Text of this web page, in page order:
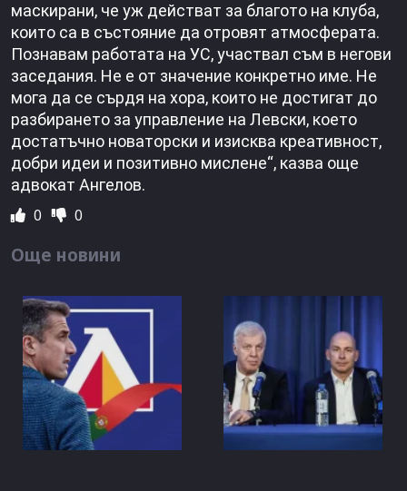
маскирани, че уж действат за благото на клуба,
които са в състояние да отровят атмосферата.
Познавам работата на УС, участвал съм в негови
заседания. Не е от значение конкретно име. Не
мога да се сърдя на хора, които не достигат до
разбирането за управление на Левски, което
достатъчно новаторски и изисква креативност,
добри идеи и позитивно мислене“, казва още
адвокат Ангелов.
0 0
Още новини